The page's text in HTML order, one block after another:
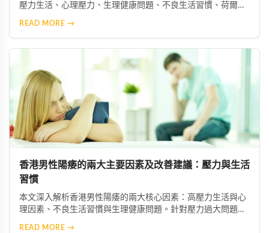
壓力生活、心理壓力、生理健康問題、不良生活習慣、荷爾蒙
READ MORE →
香港男性陽痿的兩大主要因素及改善建議：壓力與生活
習慣
本文深入解析香港男性陽痿的兩大核心因素：高壓力生活與心
理因素、不良生活習慣與生理健康問題。針對壓力過大問題，
READ MORE →